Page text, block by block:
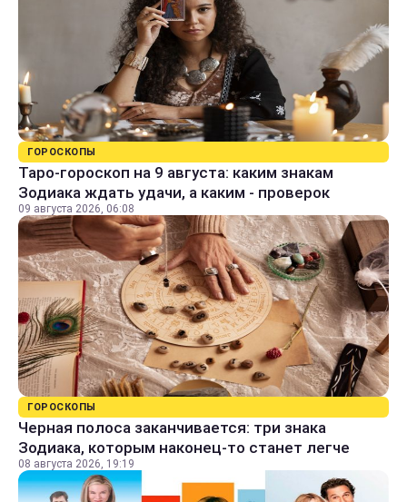
ГОРОСКОПЫ
Таро-гороскоп на 9 августа: каким знакам
Зодиака ждать удачи, а каким - проверок
09 августа 2026, 06:08
ГОРОСКОПЫ
Черная полоса заканчивается: три знака
Зодиака, которым наконец-то станет легче
08 августа 2026, 19:19